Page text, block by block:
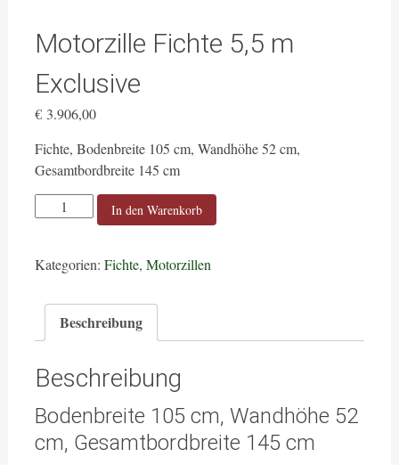
Motorzille Fichte 5,5 m
Exclusive
€3.906,00
Fichte, Bodenbreite 105 cm, Wandhöhe 52 cm,
Gesamtbordbreite 145 cm
Motorzille
Fichte
m
Menge
In den Warenkorb
Kategorien: Fichte, Motorzillen
Beschreibung
Beschreibung
Bodenbreite 105 cm, Wandhöhe 52
cm, Gesamtbordbreite 145 cm